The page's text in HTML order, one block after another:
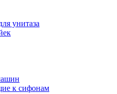
унитаза
к сифонам